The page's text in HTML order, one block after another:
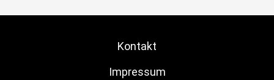
Kontakt
Impressum